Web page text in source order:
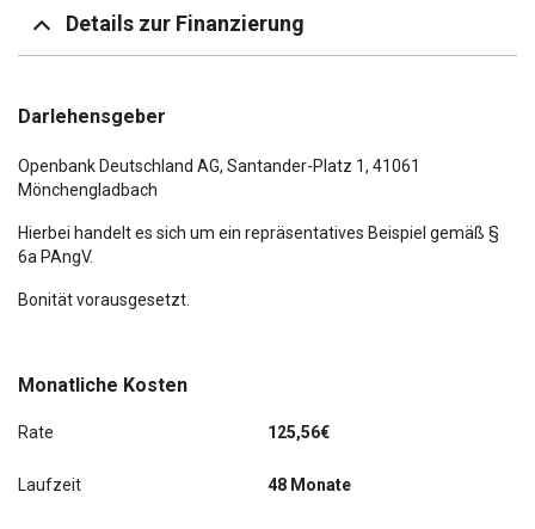
USB-Anschluss + AUX-IN
Details zur Finanzierung
Monatliche Kosten
Rate 125,56€
Laufzeit 48 Monate
Darlehensgeber
Openbank Deutschland AG, Santander-Platz 1, 41061
Mönchengladbach
Hierbei handelt es sich um ein repräsentatives Beispiel gemäß §
6a PAngV.
Bonität vorausgesetzt.